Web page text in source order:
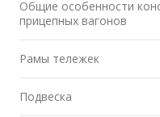
Общие особенности
прицепных вагонов
Рамы тележек
Подвеска